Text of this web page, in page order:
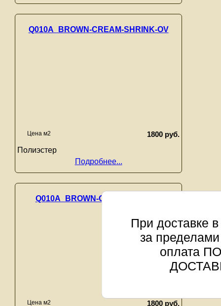
Q010A_BROWN-CREAM-SHRINK-OV
Цена м2
1800 руб.
Полиэстер
Подробнее...
Q010A_BROWN-CREAM-SHRINK
Цена м2
1800 руб.
При доставке
за
оплата